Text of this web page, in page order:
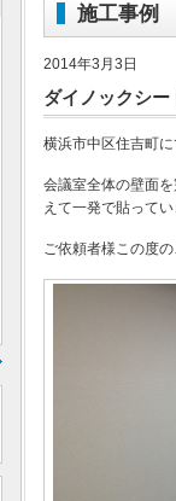
施工事例
2014年3月3日
ダイノックシー
横浜市中区住吉町
会議室全体の壁面
えて一発で貼って
ご依頼者様この度